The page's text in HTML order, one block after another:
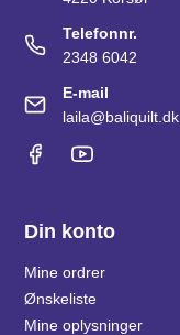
Telefonnr.
2348 6042
E-mail
laila@baliquilt.dk
Din konto
Mine ordrer
Ønskeliste
Mine oplysninger